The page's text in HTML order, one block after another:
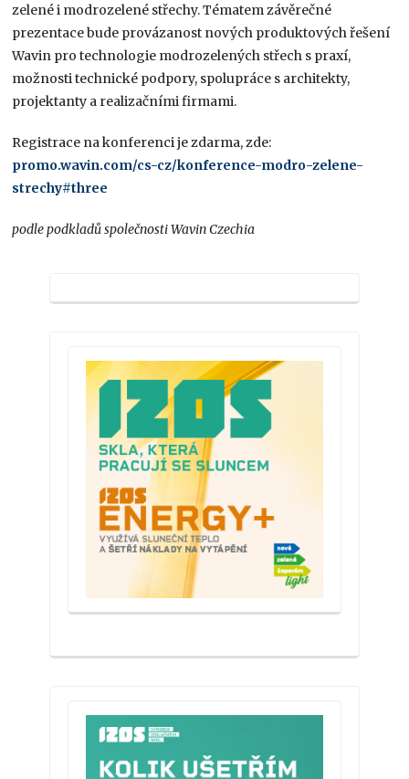
zelené i modrozelené střechy. Tématem závěrečné
prezentace bude provázanost nových produktových řešení
Wavin pro technologie modrozelených střech s praxí,
možnosti technické podpory, spolupráce s architekty,
projektanty a realizačními firmami.
Registrace na konferenci je zdarma, zde:
promo.wavin.com/cs-cz/konference-modro-zelene-
strechy#three
podle podkladů společnosti Wavin Czechia